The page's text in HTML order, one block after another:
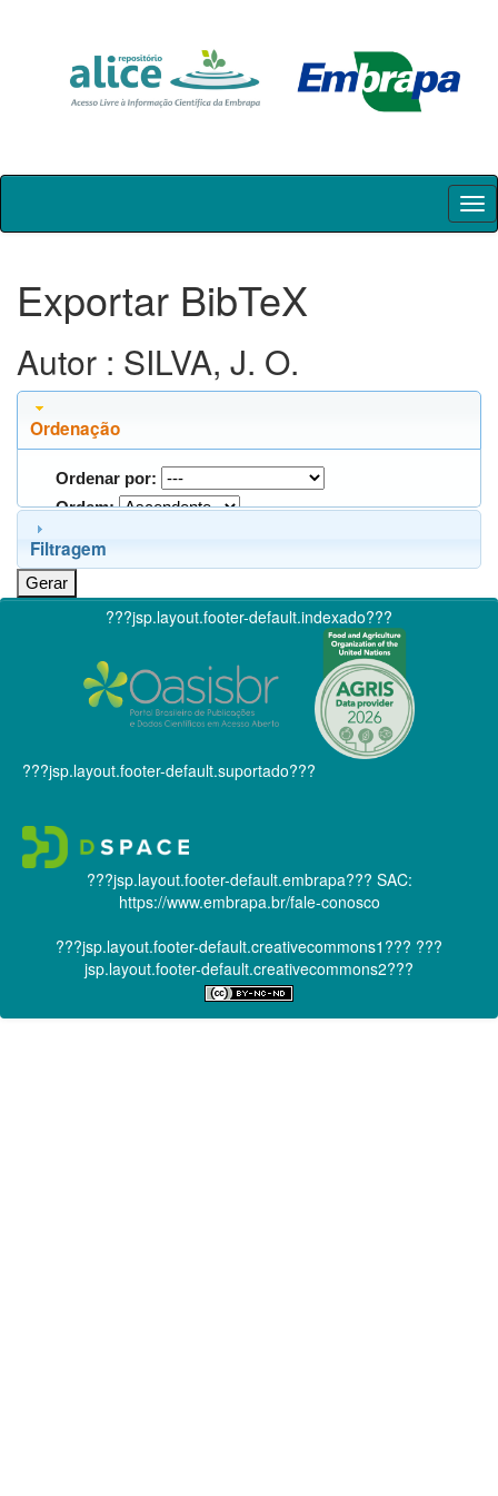
Skip
Exportar BibTeX
Autor : SILVA, J. O.
Ordenação
Ordenar por:
Ordem:
Filtragem
???jsp.layout.footer-default.indexado???
???jsp.layout.footer-default.suportado???
???jsp.layout.footer-default.embrapa??? SAC:
https://www.embrapa.br/fale-conosco
???jsp.layout.footer-default.creativecommons1??? ???
jsp.layout.footer-default.creativecommons2???